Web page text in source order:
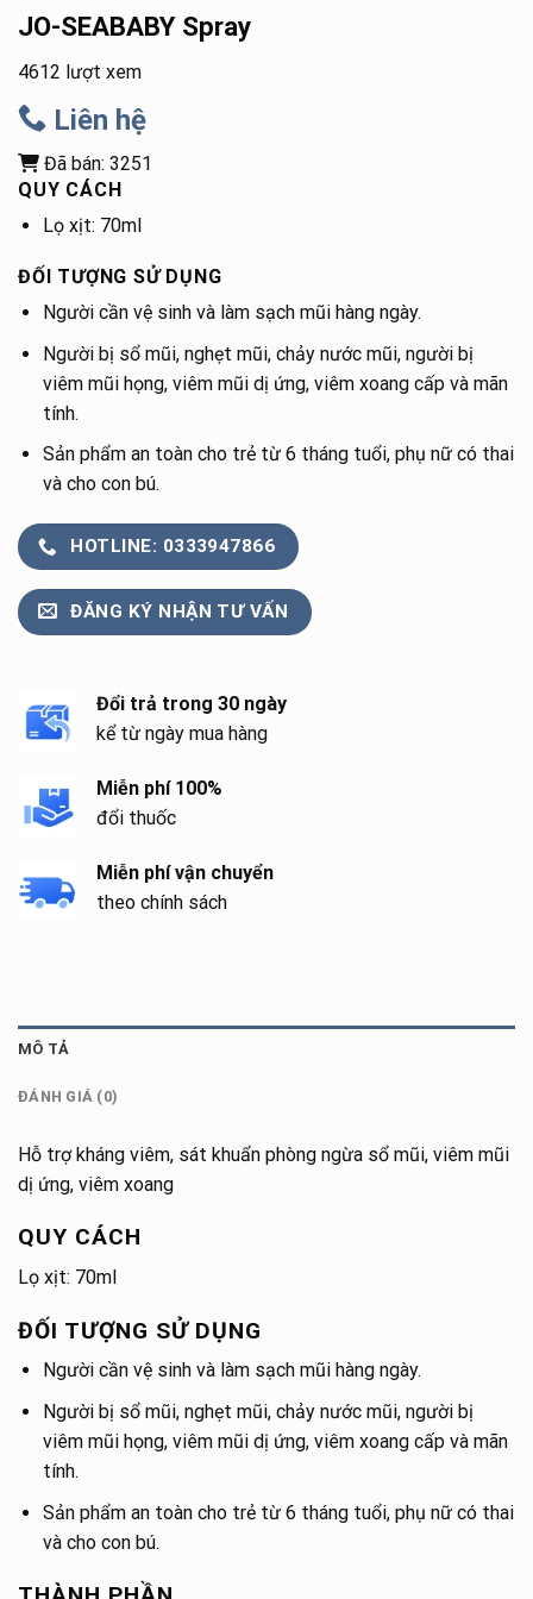
JO-SEABABY Spray
4612 lượt xem
Liên hệ
Đã bán: 3251
QUY CÁCH
Lọ xịt: 70ml
ĐỐI TƯỢNG SỬ DỤNG
Người cần vệ sinh và làm sạch mũi hàng ngày.
Người bị sổ mũi, nghẹt mũi, chảy nước mũi, người bị
viêm mũi họng, viêm mũi dị ứng, viêm xoang cấp và mãn
tính.
Sản phẩm an toàn cho trẻ từ 6 tháng tuổi, phụ nữ có thai
và cho con bú.
HOTLINE: 0333947866
ĐĂNG KÝ NHẬN TƯ VẤN
Đổi trả trong 30 ngày
kể từ ngày mua hàng
Miễn phí 100%
đổi thuốc
Miễn phí vận chuyển
theo chính sách
MÔ TẢ
ĐÁNH GIÁ (0)
Hỗ trợ kháng viêm, sát khuẩn phòng ngừa sổ mũi, viêm mũi
dị ứng, viêm xoang
QUY CÁCH
Lọ xịt: 70ml
ĐỐI TƯỢNG SỬ DỤNG
Người cần vệ sinh và làm sạch mũi hàng ngày.
Người bị sổ mũi, nghẹt mũi, chảy nước mũi, người bị
viêm mũi họng, viêm mũi dị ứng, viêm xoang cấp và mãn
tính.
Sản phẩm an toàn cho trẻ từ 6 tháng tuổi, phụ nữ có thai
và cho con bú.